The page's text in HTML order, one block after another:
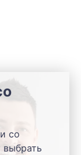
со
выбрать